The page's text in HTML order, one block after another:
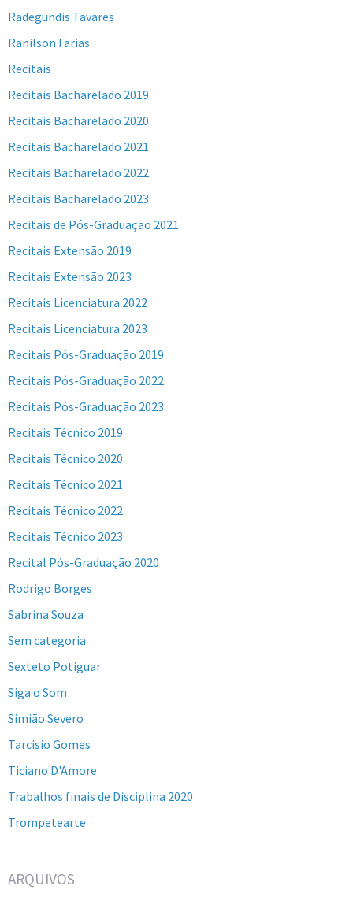
Radegundis Tavares
Ranilson Farias
Recitais
Recitais Bacharelado 2019
Recitais Bacharelado 2020
Recitais Bacharelado 2021
Recitais Bacharelado 2022
Recitais Bacharelado 2023
Recitais de Pós-Graduação 2021
Recitais Extensão 2019
Recitais Extensão 2023
Recitais Licenciatura 2022
Recitais Licenciatura 2023
Recitais Pós-Graduação 2019
Recitais Pós-Graduação 2022
Recitais Pós-Graduação 2023
Recitais Técnico 2019
Recitais Técnico 2020
Recitais Técnico 2021
Recitais Técnico 2022
Recitais Técnico 2023
Recital Pós-Graduação 2020
Rodrigo Borges
Sabrina Souza
Sem categoria
Sexteto Potiguar
Siga o Som
Simião Severo
Tarcisio Gomes
Ticiano D'Amore
Trabalhos finais de Disciplina 2020
Trompetearte
ARQUIVOS